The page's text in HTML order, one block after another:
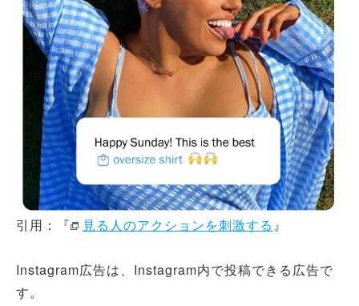
引用：『 見る人のアクションを刺激する 』
Instagram広告は、Instagram内で投稿できる広告で
す。